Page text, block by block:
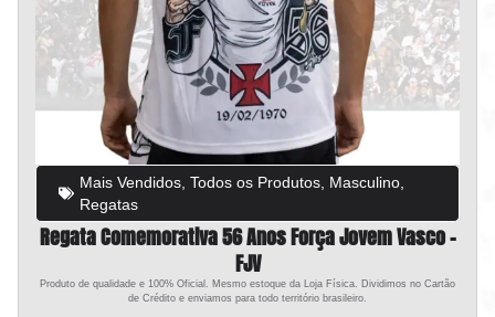
Mais Vendidos Todos os Produtos Masculino
Regatas
Regata Comemorativa 56 Anos Força Jovem Vasco –
FJV
Produto de qualidade e 100% Oficial. Mesmo estoque da Loja Física. Dividimos no Cartão
de Crédito e enviamos para todo território brasileiro.